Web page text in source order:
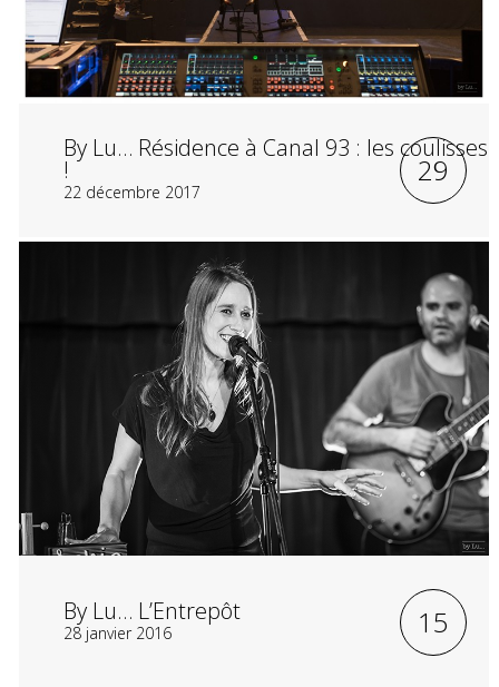
By Lu… Résidence à Canal 93 : les coulisses
!
22 décembre 2017
29
By Lu… L’Entrepôt
28 janvier 2016 15